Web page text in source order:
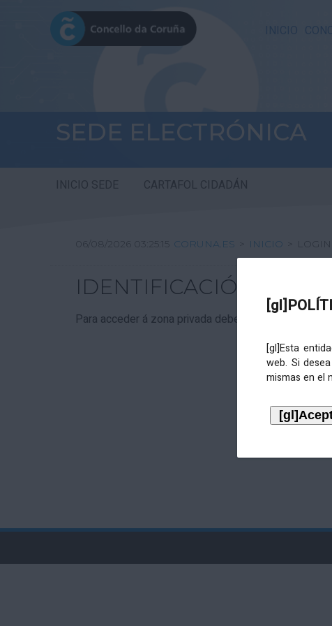
INICIO
SEDE ELECTRÓNICA
INICIO SEDE CARTAFOL CIDADÁN
[gl]Esta
web. Si
mismas en el
06/08/2026 03:25:15 CORUNA.ES > INICIO > LOGIN
IDENTIFICACIÓN
Para acceder á zona privada debe identificarse